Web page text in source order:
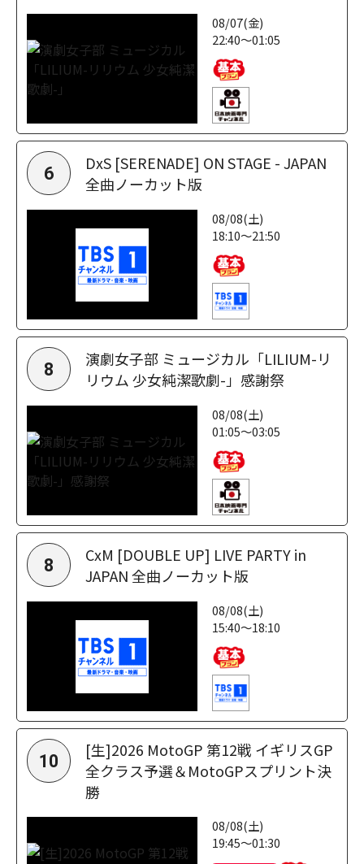
08/07(金)
22:40～01:05
6
DxS [SERENADE] ON STAGE - JAPAN
全曲ノーカット版
08/08(土)
18:10～21:50
8
演劇女子部 ミュージカル「LILIUM-リ
リウム 少女純潔歌劇-」感謝祭
08/08(土)
01:05～03:05
8
CxM [DOUBLE UP] LIVE PARTY in
JAPAN 全曲ノーカット版
08/08(土)
15:40～18:10
10
[生]2026 MotoGP 第12戦 イギリスGP
全クラス予選＆MotoGPスプリント決
勝
08/08(土)
19:45～01:30